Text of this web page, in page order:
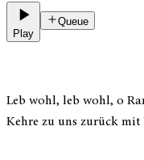
Play
Queue
Leb wohl, leb wohl, o
Kehre zu uns zurück